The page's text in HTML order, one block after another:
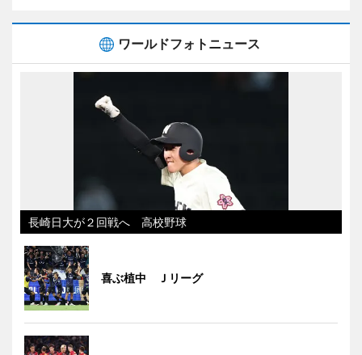
ワールドフォトニュース
長崎日大が２回戦へ 高校野球
喜ぶ植中 Ｊリーグ